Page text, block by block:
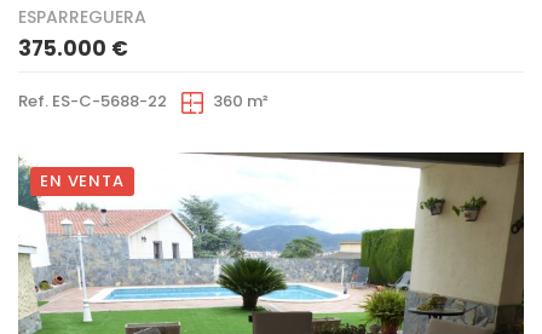
ESPARREGUERA
375.000 €
Ref. ES-C-5688-22 360 m²
EN VENTA